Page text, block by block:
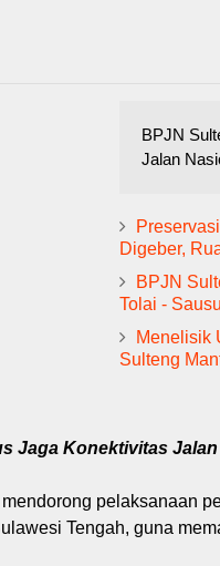
BPJN
Jalan
Digeber,
BPJN
Tolai -
Menelisik
Sulteng
Jaga Konektivitas
pelaksanaan
Tengah, guna